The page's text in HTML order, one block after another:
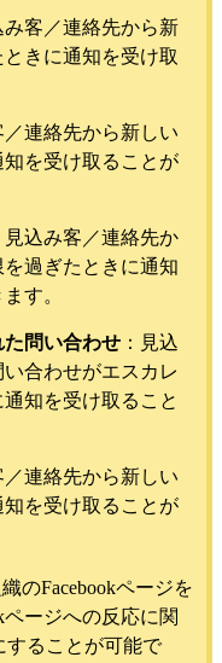
み客／連絡先から新
きに通知を受け取
／連絡先から新しい
を受け取ることが
見込み客／連絡先か
過ぎたときに通知
す。
問い合わせ ：見込
合わせがエスカレ
知を受け取ること
／連絡先から新しい
を受け取ることが
のFacebookページを
ページへの反応に関
することが可能で